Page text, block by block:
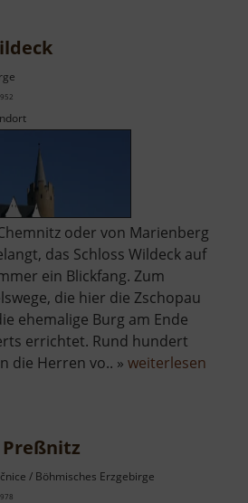
oder von Marienberg
das Schloss Wildeck auf
ein Blickfang. Zum
die hier die Zschopau
ehemalige Burg am Ende
errichtet. Rund hundert
die Herren vo.. » weiterlesen
/ Böhmisches Erzgebirge